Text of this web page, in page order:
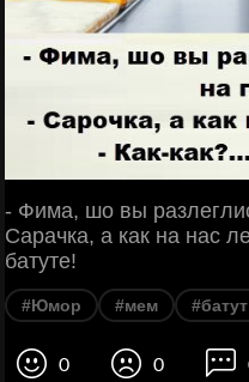
- Фима, шо вы
Сарачка, а как на нас
батуте!
#Юмор #мем #батут
0 0